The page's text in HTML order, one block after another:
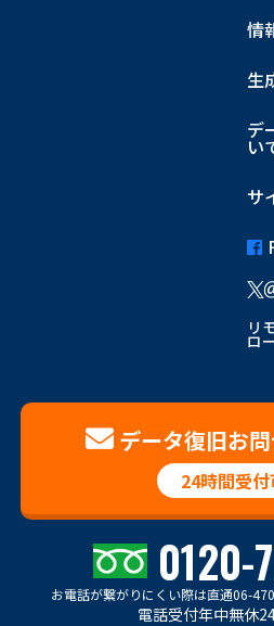
情
生
デ
い
サ
リ
ロ
データ復旧お
24時間受
0120-
お電話が繋がりにくい際は直通06-
電話受付年中無休